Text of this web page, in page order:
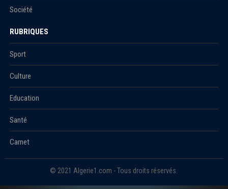
Société
RUBRIQUES
Sport
Culture
Education
Santé
Carnet
© 2021 Algerie1.com - Tous droits réservés.